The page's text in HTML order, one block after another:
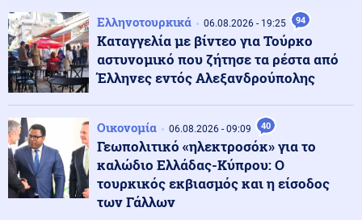
«Κρανίου τόπος» το Πόρτο Γερμενό: 84 σπίτια στον
κατάλογο της κατεδάφισης – Πότε ξεκινούν οι
αιτήσεις
Κοινωνία 07.08.2026 - 07:23
Κοινωνία 07.08.2026 - 07:17
Marfin: Πώς η τεχνητή νοημοσύνη οδήγησε στη
σύλληψη της 46χρονης
Ελληνοτουρκικά 06.08.2026 - 19:25 94
Καταγγελία με βίντεο για Τούρκο
αστυνομικό που ζήτησε τα ρέστα από
Έλληνες εντός Αλεξανδρούπολης
Οικονομία 06.08.2026 - 09:09 40
Γεωπολιτικό «ηλεκτροσόκ» για το
καλώδιο Ελλάδας-Κύπρου: Ο
τουρκικός εκβιασμός και η είσοδος
των Γάλλων